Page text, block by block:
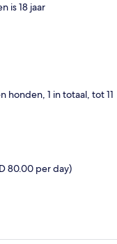
is 18 jaar
honden, 1 in totaal, tot 11
80.00 per day)